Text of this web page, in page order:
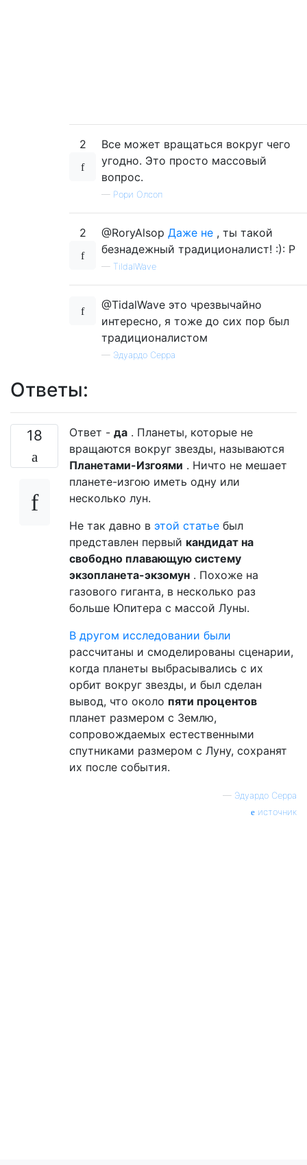
2
Все может вращаться вокруг чего
угодно. Это просто массовый
вопрос.
— Рори Олсоп
2 @RoryAlsop Даже не , ты такой
безнадежный традиционалист! :): P
— TildalWave
@TidalWave это чрезвычайно
интересно, я тоже до сих пор был
традиционалистом
— Эдуардо Серра
Ответы:
18 Ответ - да . Планеты, которые не
вращаются вокруг звезды, называются
Планетами-Изгоями . Ничто не мешает
планете-изгою иметь одну или
несколько лун.
Не так давно в этой статье был
представлен первый кандидат на
свободно плавающую систему
экзопланета-экзомун . Похоже на
газового гиганта, в несколько раз
больше Юпитера с массой Луны.
В другом исследовании были
рассчитаны и смоделированы сценарии,
когда планеты выбрасывались с их
орбит вокруг звезды, и был сделан
вывод, что около пяти процентов
планет размером с Землю,
сопровождаемых естественными
спутниками размером с Луну, сохранят
их после события.
— Эдуардо Серра
источник